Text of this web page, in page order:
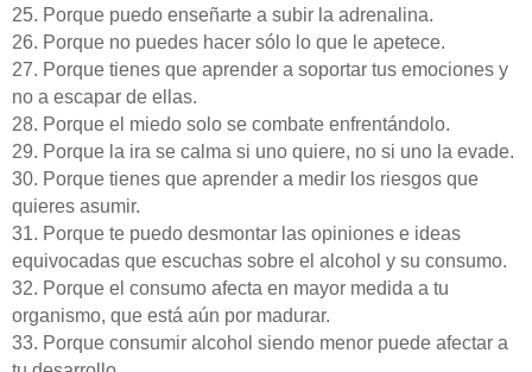
25. Porque puedo enseñarte a subir la adrenalina.
26. Porque no puedes hacer sólo lo que le apetece.
27. Porque tienes que aprender a soportar tus emociones y
no a escapar de ellas.
28. Porque el miedo solo se combate enfrentándolo.
29. Porque la ira se calma si uno quiere, no si uno la evade.
30. Porque tienes que aprender a medir los riesgos que
quieres asumir.
31. Porque te puedo desmontar las opiniones e ideas
equivocadas que escuchas sobre el alcohol y su consumo.
32. Porque el consumo afecta en mayor medida a tu
organismo, que está aún por madurar.
33. Porque consumir alcohol siendo menor puede afectar a